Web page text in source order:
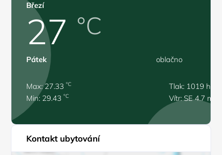
Březí
27 °C
Pátek oblačno
Max: 27.33°C
Min: 29.43°C
Tlak: 1019 hPa
Vítr: SE 4.7 m/s
Kontakt ubytování